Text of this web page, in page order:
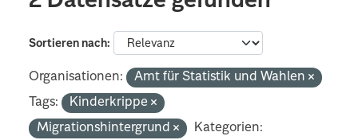
Sortieren nach
Organisationen:
Amt für Statistik und Wahlen
Tags:
Kinderkrippe
Migrationshintergrund
Kategorien: